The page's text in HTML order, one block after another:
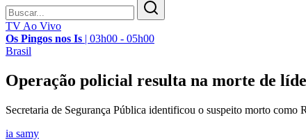
TV Ao Vivo
Os Pingos nos Is | 03h00 - 05h00
Brasil
Operação policial resulta na morte de
Secretaria de Segurança Pública identificou o suspeito morto como
ia samy